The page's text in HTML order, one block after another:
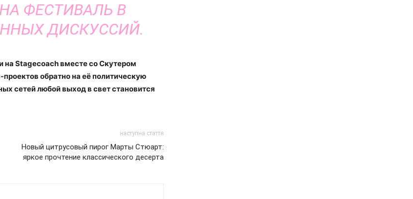
ФЕСТИВАЛЬ В
ДИСКУССИЙ.
на Stagecoach вместе со Скутером
обратно на её политическую
сетей любой выход в свет становится
наступна стаття
Новый цитрусовый пирог Марты Стюарт:
яркое прочтение классического десерта